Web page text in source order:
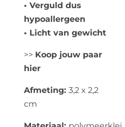
• Verguld dus
hypoallergeen
• Licht van gewicht
>> Koop jouw paar
hier
Afmeting: 3,2 x 2,2
cm